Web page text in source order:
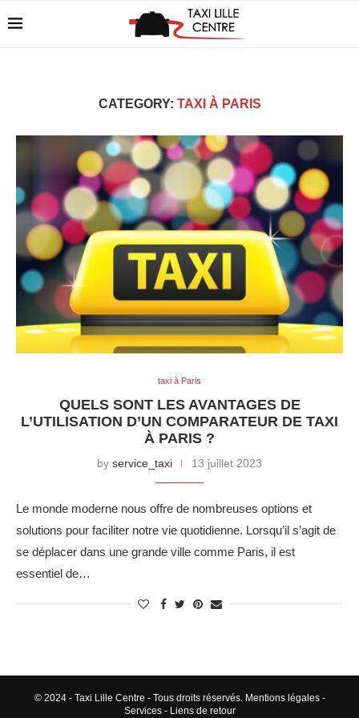
CATEGORY: TAXI À PARIS
taxi à Paris
QUELS SONT LES AVANTAGES DE
L’UTILISATION D’UN COMPARATEUR DE TAXI
À PARIS ?
by service_taxi 13 juillet 2023
Le monde moderne nous offre de nombreuses options et
solutions pour faciliter notre vie quotidienne. Lorsqu’il s’agit de
se déplacer dans une grande ville comme Paris, il est
essentiel de…
© 2024 - Taxi Lille Centre - Tous droits réservés. Mentions légales-
Services- Liens de retour